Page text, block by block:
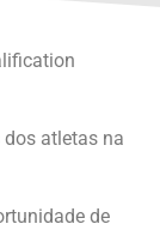
atletas na
de